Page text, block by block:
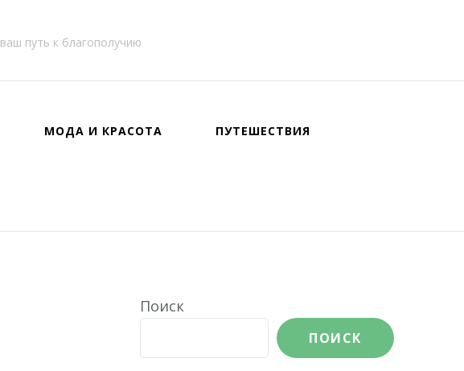
ваш путь к благополучию
МОДА И КРАСОТА ПУТЕШЕСТВИЯ
Поиск
ПОИСК